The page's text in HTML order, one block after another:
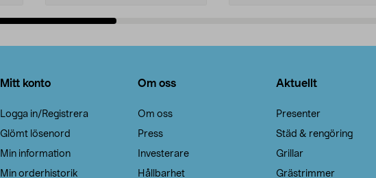
Mitt konto
Logga in/Registrera
Glömt lösenord
Min information
Min orderhistorik
Om oss
Om oss
Press
Investerare
Hållbarhet
Aktuellt
Presenter
Städ & rengöring
Grillar
Grästrimmer